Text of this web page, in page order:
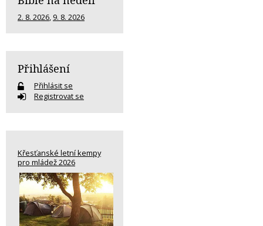
2. 8. 2026, 9. 8. 2026
Přihlášení
Přihlásit se
Registrovat se
Křesťanské letní kempy
pro mládež 2026